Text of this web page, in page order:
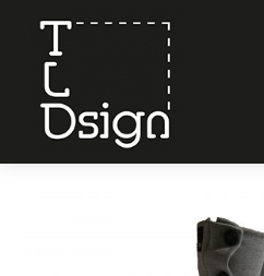
content